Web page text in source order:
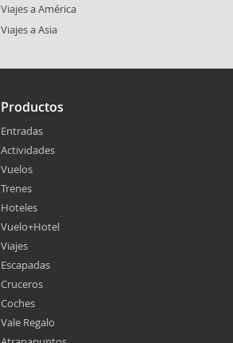
Viajes a América
Viajes a Asia
Productos
Entradas
Actividades
Vuelos
Trenes
Hoteles
Vuelo+Hotel
Viajes
Escapadas
Cruceros
Coches
Vale Regalo